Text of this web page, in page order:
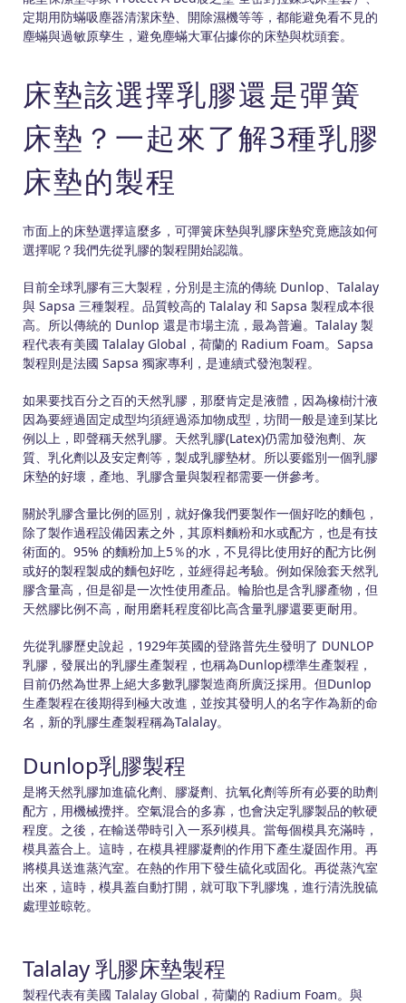
定期用防蟎吸塵器清潔床墊、開除濕機等等，都能避免看不見的
塵蟎與過敏原孳生，避免塵蟎大軍佔據你的床墊與枕頭套。
床墊該選擇乳膠還是彈簧
床墊？一起來了解3種乳膠
床墊的製程
市面上的床墊選擇這麼多，可彈簧床墊與乳膠床墊究竟應該如何
選擇呢？我們先從乳膠的製程開始認識。
目前全球乳膠有三大製程，分別是主流的傳統 Dunlop、Talalay
與 Sapsa 三種製程。品質較高的 Talalay 和 Sapsa 製程成本很
高。所以傳統的 Dunlop 還是市場主流，最為普遍。Talalay 製
程代表有美國 Talalay Global，荷蘭的 Radium Foam。Sapsa
製程則是法國 Sapsa 獨家專利，是連續式發泡製程。
如果要找百分之百的天然乳膠，那麼肯定是液體，因為橡樹汁液
因為要經過固定成型均須經過添加物成型，坊間一般是達到某比
例以上，即聲稱天然乳膠。天然乳膠(Latex)仍需加發泡劑、灰
質、乳化劑以及安定劑等，製成乳膠墊材。所以要鑑別一個乳膠
床墊的好壞，產地、乳膠含量與製程都需要一併參考。
關於乳膠含量比例的區別，就好像我們要製作一個好吃的麵包，
除了製作過程設備因素之外，其原料麵粉和水或配方，也是有技
術面的。95% 的麵粉加上5％的水，不見得比使用好的配方比例
或好的製程製成的麵包好吃，並經得起考驗。例如保險套天然乳
膠含量高，但是卻是一次性使用產品。輪胎也是含乳膠產物，但
天然膠比例不高，耐用磨耗程度卻比高含量乳膠還要更耐用。
先從乳膠歷史說起，1929年英國的登路普先生發明了 DUNLOP
乳膠，發展出的乳膠生產製程，也稱為Dunlop標準生產製程，
目前仍然為世界上絕大多數乳膠製造商所廣泛採用。但Dunlop
生產製程在後期得到極大改進，並按其發明人的名字作為新的命
名，新的乳膠生產製程稱為Talalay。
Dunlop乳膠製程
是將天然乳膠加進硫化劑、膠凝劑、抗氧化劑等所有必要的助劑
配方，用機械攪拌。空氣混合的多寡，也會決定乳膠製品的軟硬
程度。之後，在輸送帶時引入一系列模具。當每個模具充滿時，
模具蓋合上。這時，在模具裡膠凝劑的作用下產生凝固作用。再
將模具送進蒸汽室。在熱的作用下發生硫化或固化。再從蒸汽室
出來，這時，模具蓋自動打開，就可取下乳膠塊，進行清洗脫硫
處理並晾乾。
Talalay 乳膠床墊製程
製程代表有美國 Talalay Global，荷蘭的 Radium Foam。與